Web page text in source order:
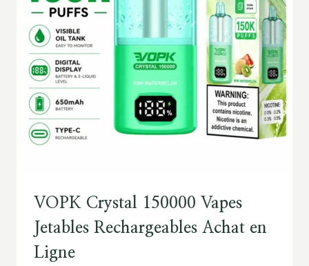
VOPK Crystal 150000 Vapes
Jetables Rechargeables Achat en
Ligne